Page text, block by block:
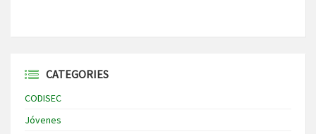
CATEGORIES
CODISEC
Jóvenes